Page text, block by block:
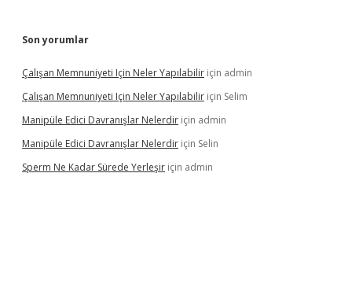
Son yorumlar
Çalışan Memnuniyeti Için Neler Yapılabilir için admin
Çalışan Memnuniyeti Için Neler Yapılabilir için Selim
Manipüle Edici Davranışlar Nelerdir için admin
Manipüle Edici Davranışlar Nelerdir için Selin
Sperm Ne Kadar Sürede Yerleşir için admin